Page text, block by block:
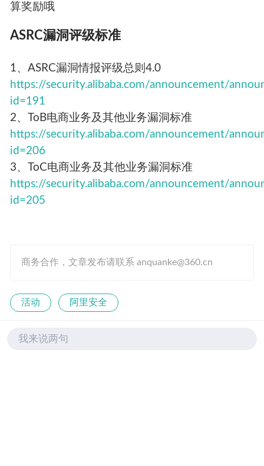
算奖励哦
ASRC漏洞评级标准
1、ASRC漏洞情报评级总则4.0
https://security.alibaba.com/announcement/
id=191
2、ToB电商业务及其他业务漏洞标准
https://security.alibaba.com/announcement/
id=206
3、ToC电商业务及其他业务漏洞标准
https://security.alibaba.com/announcement/
id=205
商务合作，文章发布请联系 anquanke@360.cn
活动 阿里安全
我来说两句